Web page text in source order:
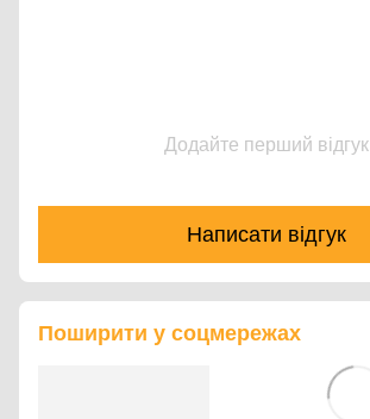
Додайте перший відгук
Написати відгук
Поширити у соцмережах